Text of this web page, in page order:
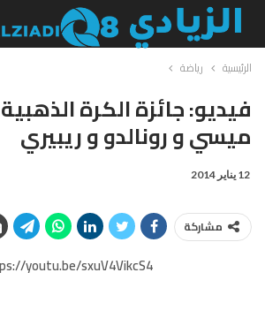
الرئيسية رياضة
فيديو: جائزة الكرة
ميسي و رونالدو و ريبيري
12 يناير 2014
مشاركة
https://youtu.be/sxuV4VikcS4